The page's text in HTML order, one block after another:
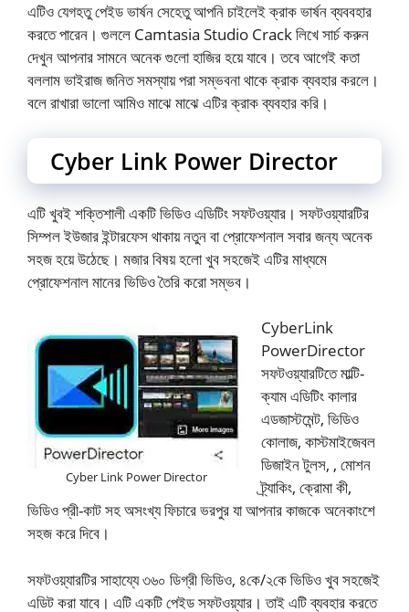
এটিও যেগহতু পেইড ভার্ষন সেহেতু আপনি চাইলেই ক্রাক ভার্ষন ব্যববহার
করতে পারেন। গুললে Camtasia Studio Crack লিখে সার্চ করুন
দেখুন আপনার সামনে অনেক গুলো হাজির হয়ে যাবে। তবে আগেই কতা
বললাম ভাইরাজ জনিত সমস্যায় পরা সম্ভবনা থাকে ক্রাক ব্যবহার করলে।
বলে রাখারা ভালো আমিও মাঝে মাঝে এটির ক্রাক ব্যবহার করি।
Cyber Link Power Director
এটি খুবই শক্তিশালী একটি ভিডিও এডিটিং সফটওয়্যার। সফটওয়্যারটির
সিম্পল ইউজার ইন্টারফেস থাকায় নতুন বা প্রোফেশনাল সবার জন্য অনেক
সহজ হয়ে উঠেছে। মজার বিষয় হলো খুব সহজেই এটির মাধ্যমে
প্রোফেশনাল মানের ভিডিও তৈরি করো সম্ভব।
Cyber Link Power Director
CyberLink
PowerDirector
সফটওয়্যারটিতে মাল্টি-
ক্যাম এডিটিং কালার
এডজাস্টমেন্ট, ভিডিও
কোলাজ, কাস্টমাইজেবল
ডিজাইন টুলস, , মোশন
ট্র্যাকিং, ক্রোমা কী,
ভিডিও প্রী-কাট সহ অসংখ্য ফিচারে ভরপুর যা আপনার কাজকে অনেকাংশে
সহজ করে দিবে।
সফটওয়্যারটির সাহায্যে ৩৬০ ডিগ্রী ভিডিও, ৪কে/২কে ভিডিও খুব সহজেই
এডিট করা যাবে। এটি একটি পেইড সফটওয়্যার। তাই এটি ব্যবহার করতে